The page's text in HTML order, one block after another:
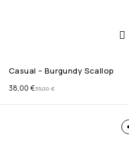
Casual – Burgundy Scallop
55,00€
38,00 €